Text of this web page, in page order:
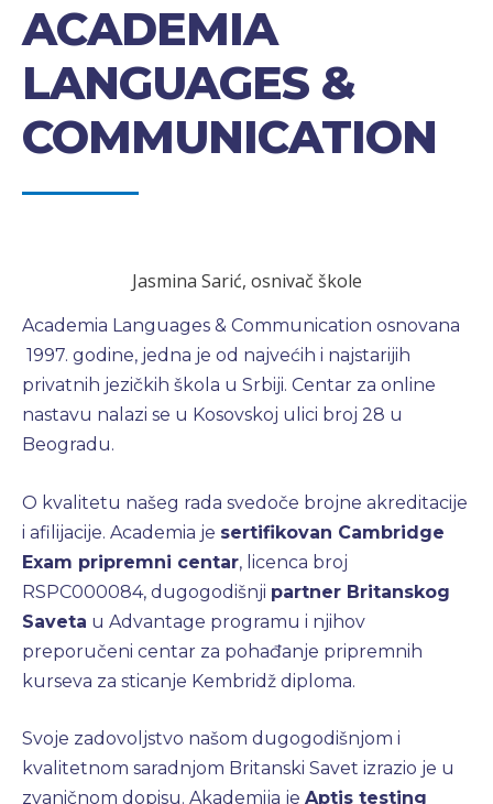
ACADEMIA
LANGUAGES &
COMMUNICATION
Jasmina Sarić, osnivač škole
Academia Languages & Communication osnovana
1997. godine, jedna je od najvećih i najstarijih
privatnih jezičkih škola u Srbiji. Centar za online
nastavu nalazi se u Kosovskoj ulici broj 28 u
Beogradu.
O kvalitetu našeg rada svedoče brojne akreditacije
i afilijacije. Academia je sertifikovan Cambridge
Exam pripremni centar, licenca broj
RSPC000084, dugogodišnji partner Britanskog
Saveta u Advantage programu i njihov
preporučeni centar za pohađanje pripremnih
kurseva za sticanje Kembridž diploma.
Svoje zadovoljstvo našom dugogodišnjom i
kvalitetnom saradnjom Britanski Savet izrazio je u
zvaničnom dopisu. Akademija je Aptis testing